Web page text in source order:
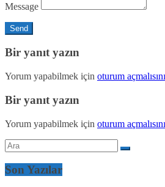
Message
Bir yanıt yazın
Yorum yapabilmek için oturum
Bir yanıt yazın
Yorum yapabilmek için oturum
Son Yazılar